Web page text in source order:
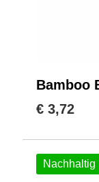
Bamboo
€ 3,72
Nachhaltig